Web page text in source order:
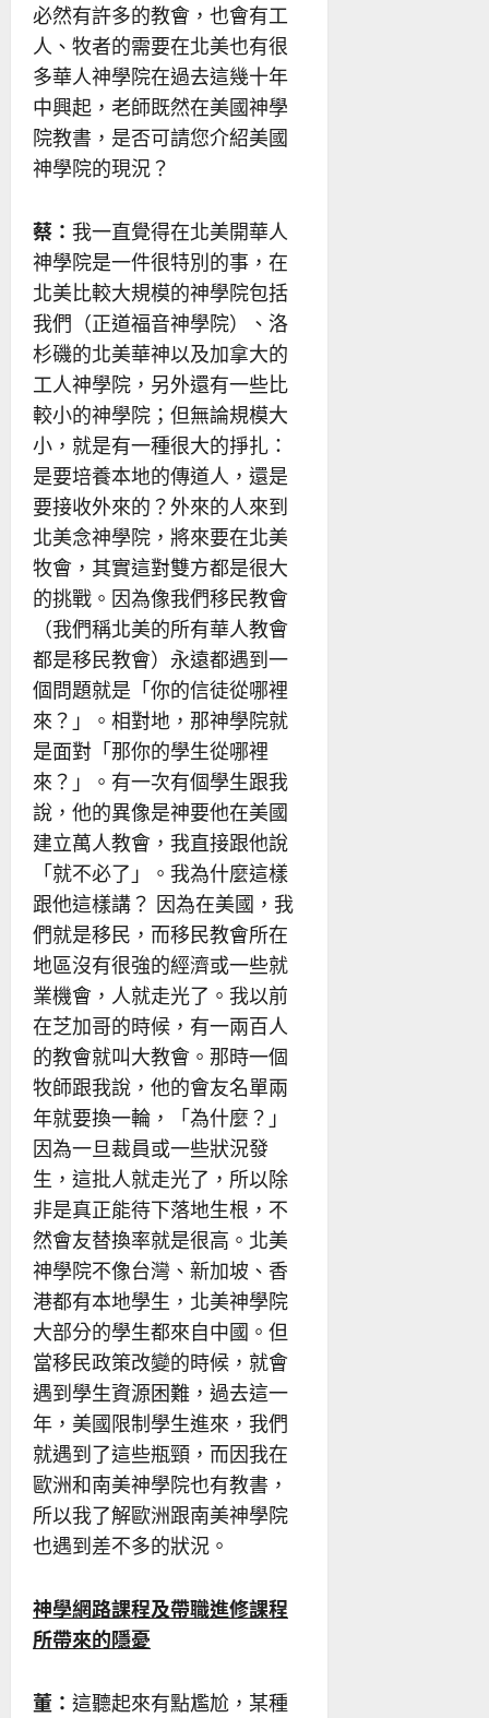
必然有許多的教會，也會有工
人、牧者的需要在北美也有很
多華人神學院在過去這幾十年
中興起，老師既然在美國神學
院教書，是否可請您介紹美國
神學院的現況？
蔡： 我一直覺得在北美開華人
神學院是一件很特別的事，在
北美比較大規模的神學院包括
我們（正道福音神學院）、洛
杉磯的北美華神以及加拿大的
工人神學院，另外還有一些比
較小的神學院；但無論規模大
小，就是有一種很大的掙扎：
是要培養本地的傳道人，還是
要接收外來的？外來的人來到
北美念神學院，將來要在北美
牧會，其實這對雙方都是很大
的挑戰。因為像我們移民教會
（我們稱北美的所有華人教會
都是移民教會）永遠都遇到一
個問題就是「你的信徒從哪裡
來？」。相對地，那神學院就
是面對「那你的學生從哪裡
來？」。有一次有個學生跟我
說，他的異像是神要他在美國
建立萬人教會，我直接跟他說
「就不必了」。我為什麼這樣
跟他這樣講？ 因為在美國，我
們就是移民，而移民教會所在
地區沒有很強的經濟或一些就
業機會，人就走光了。我以前
在芝加哥的時候，有一兩百人
的教會就叫大教會。那時一個
牧師跟我說，他的會友名單兩
年就要換一輪，「為什麼？」
因為一旦裁員或一些狀況發
生，這批人就走光了，所以除
非是真正能待下落地生根，不
然會友替換率就是很高。北美
神學院不像台灣、新加坡、香
港都有本地學生，北美神學院
大部分的學生都來自中國。但
當移民政策改變的時候，就會
遇到學生資源困難，過去這一
年，美國限制學生進來，我們
就遇到了這些瓶頸，而因我在
歐洲和南美神學院也有教書，
所以我了解歐洲跟南美神學院
也遇到差不多的狀況。
神學網路課程及帶職進修課程
所帶來的隱憂
董： 這聽起來有點尷尬，某種